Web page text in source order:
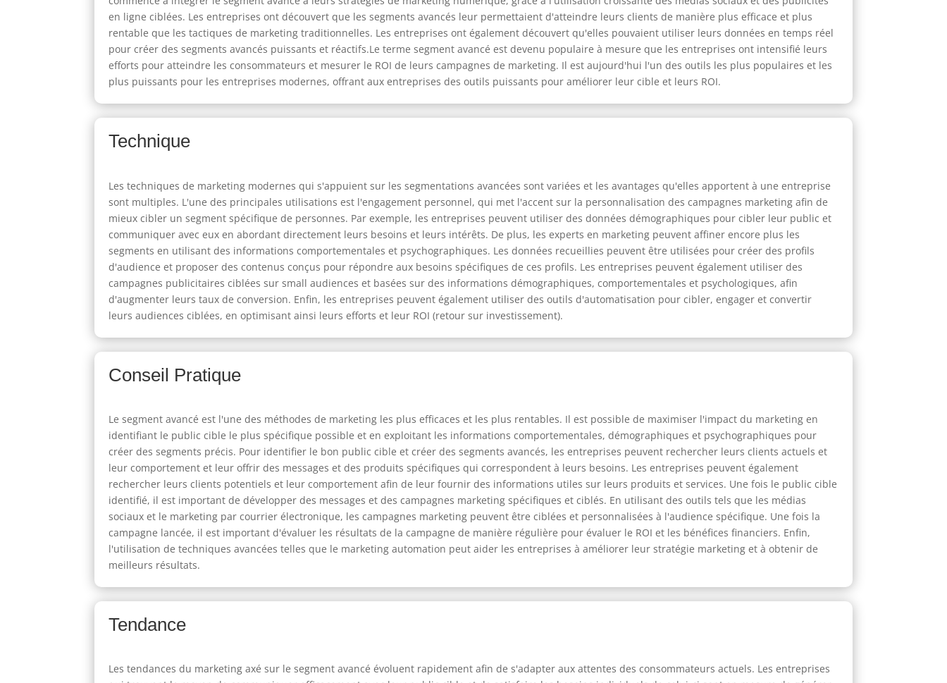
en ligne ciblées. Les entreprises ont découvert que les segments avancés leur permettaient d'atteindre leurs clients de manière plus efficace et plus
rentable que les tactiques de marketing traditionnelles. Les entreprises ont également découvert qu'elles pouvaient utiliser leurs données en temps réel
pour créer des segments avancés puissants et réactifs.Le terme segment avancé est devenu populaire à mesure que les entreprises ont intensifié leurs
efforts pour atteindre les consommateurs et mesurer le ROI de leurs campagnes de marketing. Il est aujourd'hui l'un des outils les plus populaires et les
plus puissants pour les entreprises modernes, offrant aux entreprises des outils puissants pour améliorer leur cible et leurs ROI.
Technique
Les techniques de marketing modernes qui s'appuient sur les segmentations avancées sont variées et les avantages qu'elles apportent à une entreprise
sont multiples. L'une des principales utilisations est l'engagement personnel, qui met l'accent sur la personnalisation des campagnes marketing afin de
mieux cibler un segment spécifique de personnes. Par exemple, les entreprises peuvent utiliser des données démographiques pour cibler leur public et
communiquer avec eux en abordant directement leurs besoins et leurs intérêts. De plus, les experts en marketing peuvent affiner encore plus les
segments en utilisant des informations comportementales et psychographiques. Les données recueillies peuvent être utilisées pour créer des profils
d'audience et proposer des contenus conçus pour répondre aux besoins spécifiques de ces profils. Les entreprises peuvent également utiliser des
campagnes publicitaires ciblées sur small audiences et basées sur des informations démographiques, comportementales et psychologiques, afin
d'augmenter leurs taux de conversion. Enfin, les entreprises peuvent également utiliser des outils d'automatisation pour cibler, engager et convertir
leurs audiences ciblées, en optimisant ainsi leurs efforts et leur ROI (retour sur investissement).
Conseil Pratique
Le segment avancé est l'une des méthodes de marketing les plus efficaces et les plus rentables. Il est possible de maximiser l'impact du marketing en
identifiant le public cible le plus spécifique possible et en exploitant les informations comportementales, démographiques et psychographiques pour
créer des segments précis. Pour identifier le bon public cible et créer des segments avancés, les entreprises peuvent rechercher leurs clients actuels et
leur comportement et leur offrir des messages et des produits spécifiques qui correspondent à leurs besoins. Les entreprises peuvent également
rechercher leurs clients potentiels et leur comportement afin de leur fournir des informations utiles sur leurs produits et services. Une fois le public cible
identifié, il est important de développer des messages et des campagnes marketing spécifiques et ciblés. En utilisant des outils tels que les médias
sociaux et le marketing par courrier électronique, les campagnes marketing peuvent être ciblées et personnalisées à l'audience spécifique. Une fois la
campagne lancée, il est important d'évaluer les résultats de la campagne de manière régulière pour évaluer le ROI et les bénéfices financiers. Enfin,
l'utilisation de techniques avancées telles que le marketing automation peut aider les entreprises à améliorer leur stratégie marketing et à obtenir de
meilleurs résultats.
Tendance
Les tendances du marketing axé sur le segment avancé évoluent rapidement afin de s'adapter aux attentes des consommateurs actuels. Les entreprises